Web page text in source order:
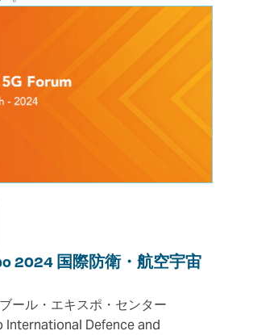
2024 国際防衛・航空宇宙
ール・エキスポ・センター
International Defence and